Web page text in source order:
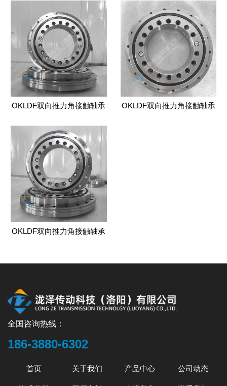
OKLDF双向推力角接触轴承 OKLDF双向推力角接触轴承
OKLDF双向推力角接触轴承
全国咨询热线：
186-3880-6302
首页 关于我们 产品中心 公司动态